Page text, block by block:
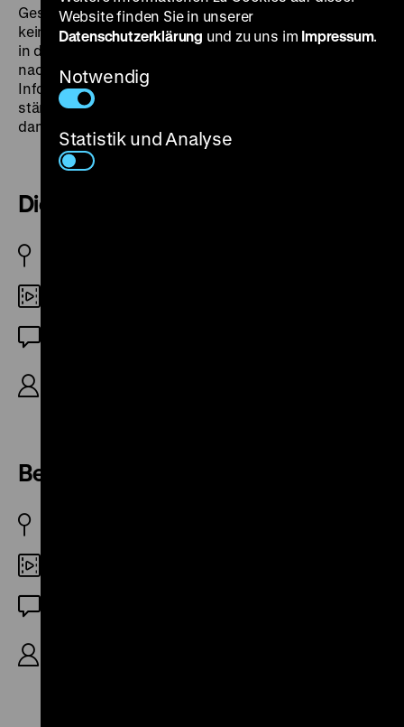
Geschichte der S-Bahn nach. Die Teilung der Stadt ist
kein Thema. Beobachtungen auf den Bahnhöfen und
in den Zügen wechseln mit Fahrten durch Berlin-Mitte,
nach Höhenschönhausen und Marzahn sowie
Informationen über neugebaute Stationen. Die
ständigen Ausbesserungsarbeiten waren auch schon
damals ein Ärgernis. (jg)
Die Mühlendammschleuse
Berlin Hauptbahnhof
Website finden Sie in unserer
Datenschutzerklärung und zu uns im Impressum.
Notwendig
Statistik und Analyse